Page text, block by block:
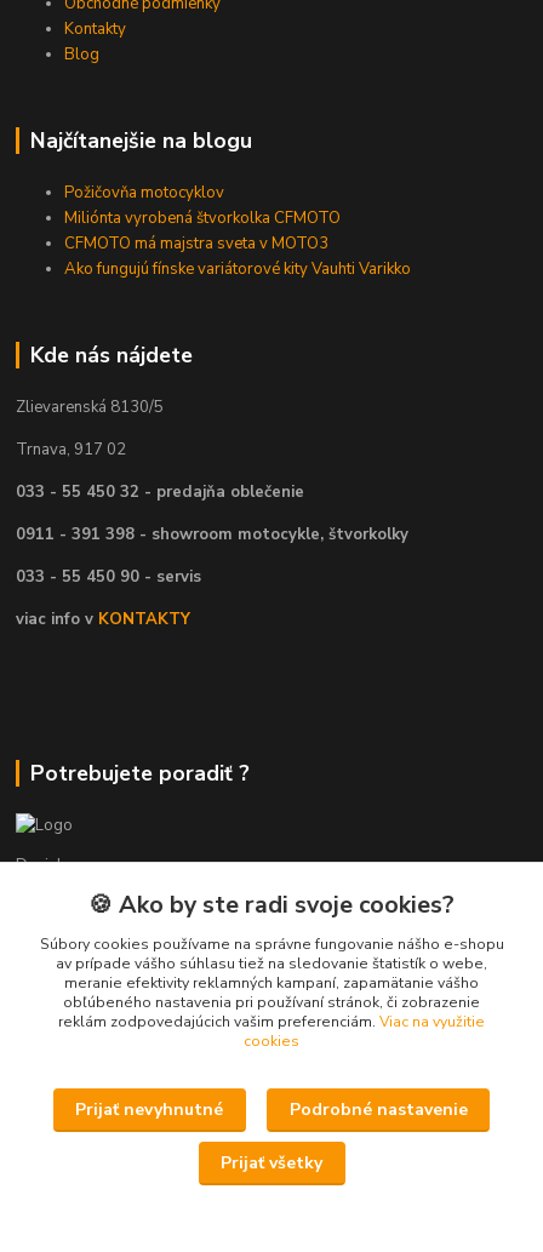
Kontakty
Blog
Najčítanejšie na blogu
Požičovňa motocyklov
Miliónta vyrobená štvorkolka CFMOTO
CFMOTO má majstra sveta v MOTO3
Ako fungujú fínske variátorové kity Vauhti Varikko
Kde nás nájdete
Zlievarenská 8130/5
Trnava, 917 02
033 - 55 450 32 - predajňa oblečenie
0911 - 391 398 - showroom motocykle, štvorkolky
033 - 55 450 90 - servis
viac info v KONTAKTY
Potrebujete poradiť ?
Daniel
+421 911 391 398
(Po-Pia, 8.30-17.00 hod.)
predaj@atv-shop.sk
Upravit sběr cookies.
🍪 Ako by ste radi svoje cookies?
Súbory cookies používame na správne fungovanie nášho e-shopu
av prípade vášho súhlasu tiež na sledovanie štatistík o webe,
meranie efektivity reklamných kampaní, zapamätanie vášho
obľúbeného nastavenia pri používaní stránok, či zobrazenie
reklám zodpovedajúcich vašim preferenciám. Viac na využitie
cookies
Prijať nevyhnutné Podrobné nastavenie
Prijať všetky